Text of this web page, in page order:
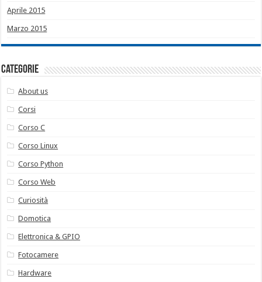
Aprile 2015
Marzo 2015
Categorie
About us
Corsi
Corso C
Corso Linux
Corso Python
Corso Web
Curiosità
Domotica
Elettronica & GPIO
Fotocamere
Hardware